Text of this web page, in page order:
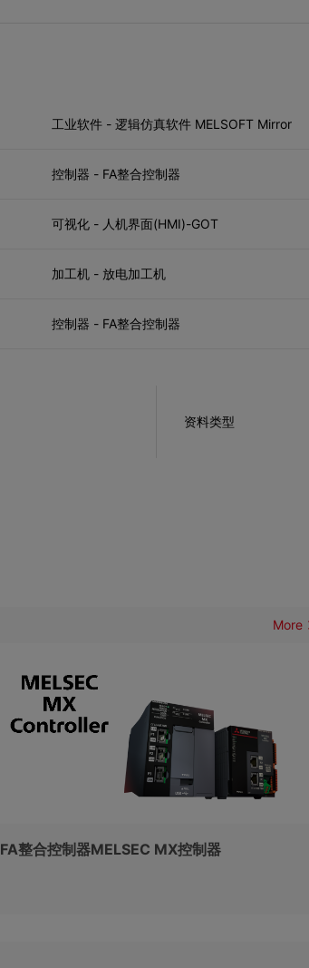
工业软件 - 逻辑仿真软件 MELSOFT Mirror
控制器 - FA整合控制器
可视化 - 人机界面(HMI)-GOT
加工机 - 放电加工机
控制器 - FA整合控制器
资料类型
More
FA整合控制器MELSEC MX控制器